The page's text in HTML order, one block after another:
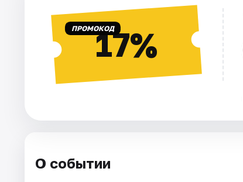
Рейтинги ПРОМОКОД17%
О событии